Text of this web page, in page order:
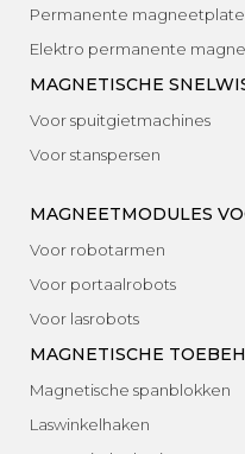
Permanente
Elektro permanente
MAGNETISCHE
Voor spuitgietmachines
Voor stanspersen
MAGNEETMODULES
Voor robotarmen
Voor portaalrobots
Voor lasrobots
MAGNETISCHE
Magnetische spanblokken
Laswinkelhaken